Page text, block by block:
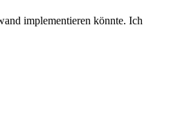
implementieren könnte. Ich